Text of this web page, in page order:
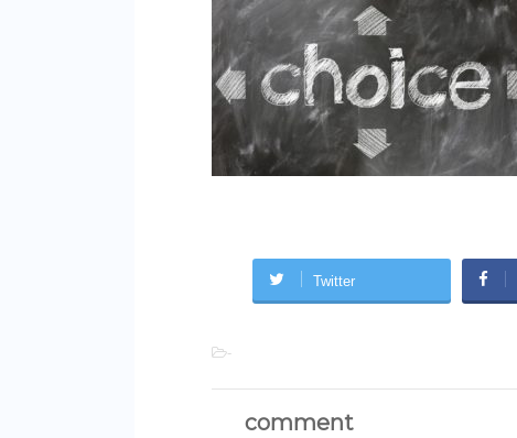
Twitter
-
comment